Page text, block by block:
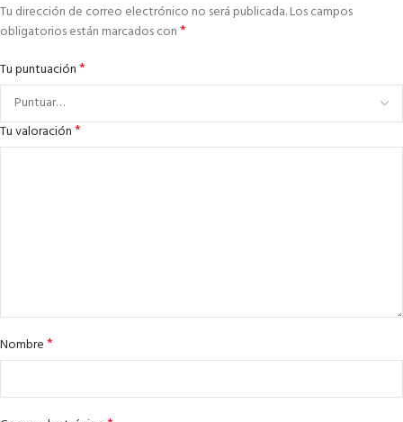
Tu dirección de correo electrónico no será publicada.Los campos
obligatorios están marcados con*
Tu puntuación*
Tu valoración*
Nombre*